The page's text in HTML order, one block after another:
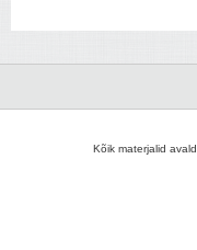
Kõik materjalid